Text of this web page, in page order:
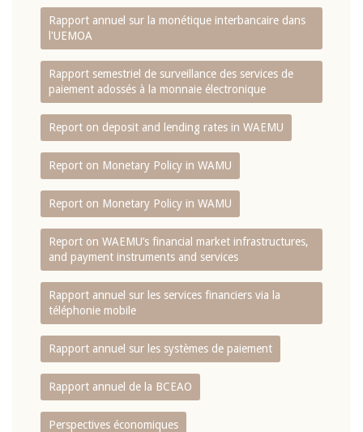
Rapport annuel sur la monétique interbancaire dans
l'UEMOA
Rapport semestriel de surveillance des services de
paiement adossés à la monnaie électronique
Report on deposit and lending rates in WAEMU
Report on Monetary Policy in WAMU
Report on Monetary Policy in WAMU
Report on WAEMU’s financial market infrastructures,
and payment instruments and services
Rapport annuel sur les services financiers via la
téléphonie mobile
Rapport annuel sur les systèmes de paiement
Rapport annuel de la BCEAO
Perspectives économiques